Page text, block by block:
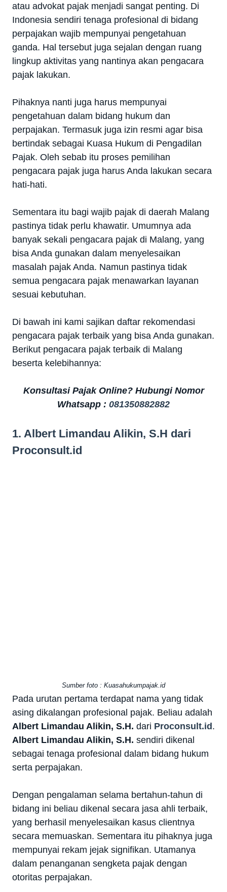
atau advokat pajak menjadi sangat penting. Di
Indonesia sendiri tenaga profesional di bidang
perpajakan wajib mempunyai pengetahuan
ganda. Hal tersebut juga sejalan dengan ruang
lingkup aktivitas yang nantinya akan pengacara
pajak lakukan.
Pihaknya nanti juga harus mempunyai
pengetahuan dalam bidang hukum dan
perpajakan. Termasuk juga izin resmi agar bisa
bertindak sebagai Kuasa Hukum di Pengadilan
Pajak. Oleh sebab itu proses pemilihan
pengacara pajak juga harus Anda lakukan secara
hati-hati.
Sementara itu bagi wajib pajak di daerah Malang
pastinya tidak perlu khawatir. Umumnya ada
banyak sekali pengacara pajak di Malang, yang
bisa Anda gunakan dalam menyelesaikan
masalah pajak Anda. Namun pastinya tidak
semua pengacara pajak menawarkan layanan
sesuai kebutuhan.
Di bawah ini kami sajikan daftar rekomendasi
pengacara pajak terbaik yang bisa Anda gunakan.
Berikut pengacara pajak terbaik di Malang
beserta kelebihannya:
Konsultasi Pajak Online? Hubungi Nomor
Whatsapp : 081350882882
1. Albert Limandau Alikin, S.H dari
Proconsult.id
Sumber foto : Kuasahukumpajak.id
Pada urutan pertama terdapat nama yang tidak
asing dikalangan profesional pajak. Beliau adalah
Albert Limandau Alikin, S.H. dari Proconsult.id .
Albert Limandau Alikin, S.H. sendiri dikenal
sebagai tenaga profesional dalam bidang hukum
serta perpajakan.
Dengan pengalaman selama bertahun-tahun di
bidang ini beliau dikenal secara jasa ahli terbaik,
yang berhasil menyelesaikan kasus clientnya
secara memuaskan. Sementara itu pihaknya juga
mempunyai rekam jejak signifikan. Utamanya
dalam penanganan sengketa pajak dengan
otoritas perpajakan.